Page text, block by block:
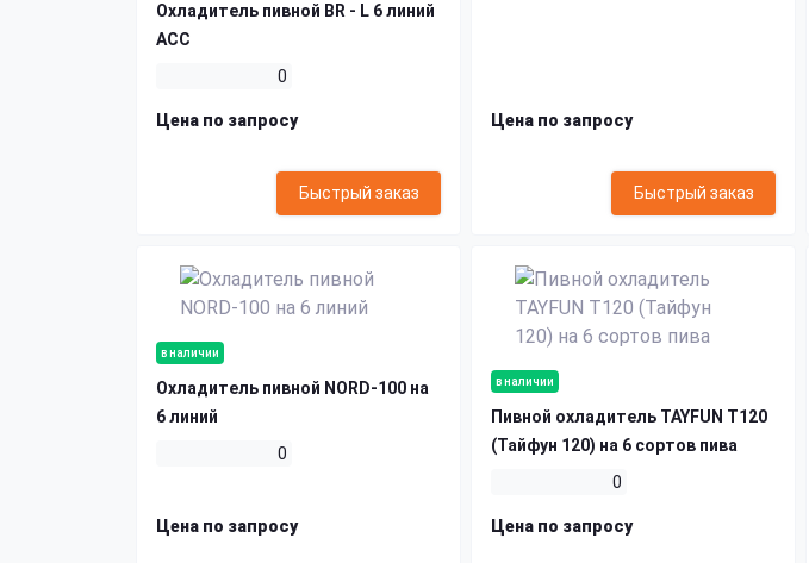
Охладитель пивной BR - L 6 линий
ACC
0
Цена по запросу
Быстрый заказ
Цена по запросу
Быстрый заказ
в наличии
Охладитель пивной NORD-100 на
6 линий
0
Цена по запросу
в наличии
Пивной охладитель TAYFUN T120
(Тайфун 120) на 6 сортов пива
0
Цена по запросу